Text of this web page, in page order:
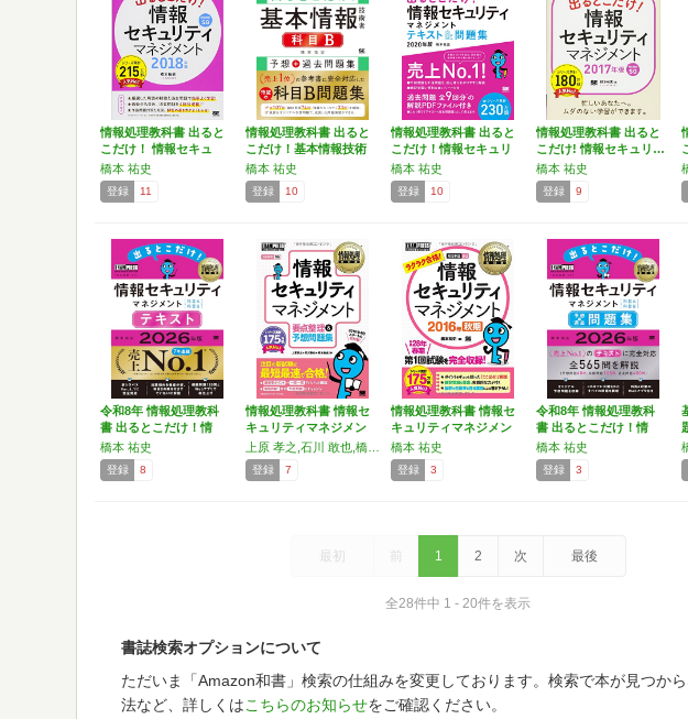
情報処理教科書 出ると
こだけ！ 情報セキュ
リ…
橋本 祐史
登録 11
情報処理教科書 出ると
こだけ！基本情報技術
者…
橋本 祐史
登録 10
情報処理教科書 出ると
こだけ！情報セキュリ
テ…
橋本 祐史
登録 10
情報処理教科書 出ると
こだけ! 情報セキュリ…
橋本 祐史
登録 9
令和8年 情報処理教科
書 出るとこだけ！情
報…
橋本 祐史
登録 8
情報処理教科書 情報セ
キュリティマネジメン
ト…
登録 7
情報処理教科書 情報セ
キュリティマネジメン
ト…
橋本 祐史
登録 3
令和8年 情報処理教科
書 出るとこだけ！情
報…
橋本 祐史
登録 3
最初 前 1 2 次 最後
全28件中 1 - 20件を表示
書誌検索オプションについて
ただいま「Amazon和書」検索の仕組みを変更しております。検索で本が見つか
法など、詳しくはこちらのお知らせをご確認ください。